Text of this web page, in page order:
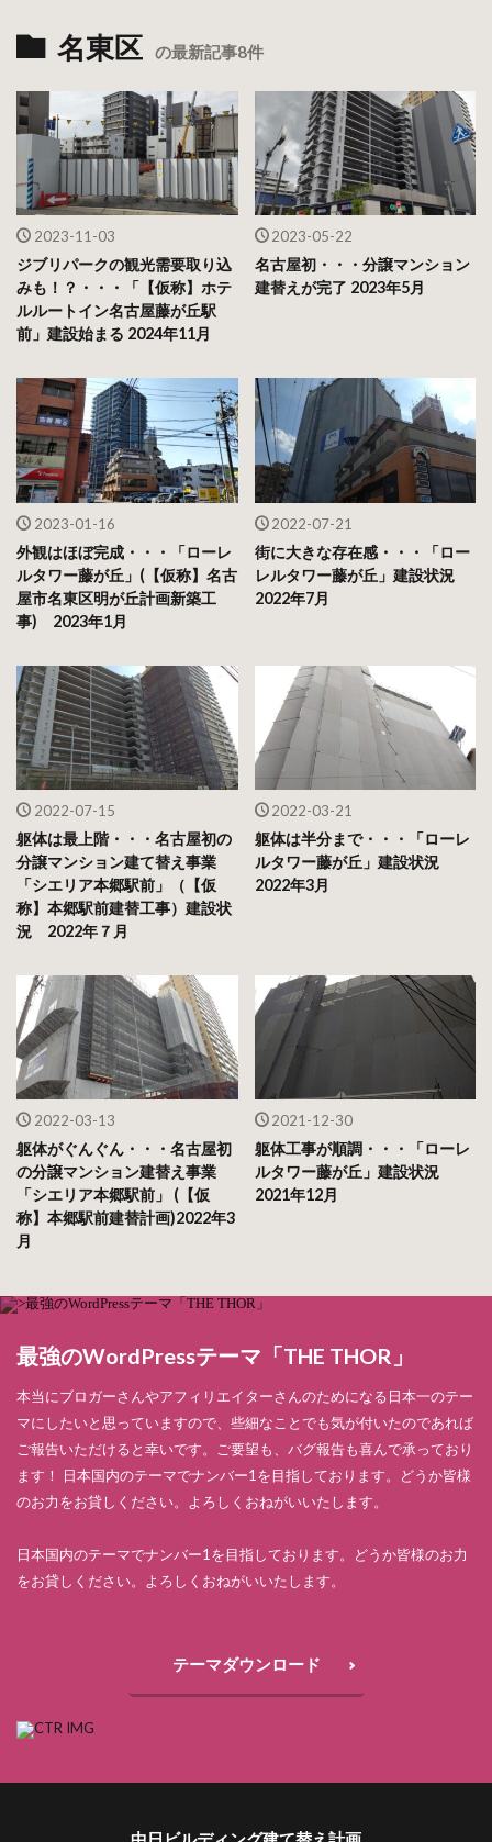
名東区 の最新記事8件
2023-11-03
ジブリパークの観光需要取り込
みも！？・・・「【仮称】ホテ
ルルートイン名古屋藤が丘駅
前」建設始まる 2024年11月
2023-05-22
名古屋初・・・分譲マンション
建替えが完了 2023年5月
2023-01-16
外観はほぼ完成・・・「ローレ
ルタワー藤が丘」(【仮称】名古
屋市名東区明が丘計画新築工
事) 2023年1月
2022-07-21
街に大きな存在感・・・「ロー
レルタワー藤が丘」建設状況
2022年7月
2022-07-15
躯体は最上階・・・名古屋初の
分譲マンション建て替え事業
「シエリア本郷駅前」（【仮
称】本郷駅前建替工事）建設状
況 2022年７月
2022-03-21
躯体は半分まで・・・「ローレ
ルタワー藤が丘」建設状況
2022年3月
2022-03-13
躯体がぐんぐん・・・名古屋初
の分譲マンション建替え事業
「シエリア本郷駅前」 (【仮
称】本郷駅前建替計画)2022年3
月
2021-12-30
躯体工事が順調・・・「ローレ
ルタワー藤が丘」建設状況
2021年12月
最強のWordPressテーマ「THE THOR」
本当にブロガーさんやアフィリエイターさんのためになる日本一のテー
マにしたいと思っていますので、些細なことでも気が付いたのであれば
ご報告いただけると幸いです。ご要望も、バグ報告も喜んで承っており
ます！ 日本国内のテーマでナンバー1を目指しております。どうか皆様
のお力をお貸しください。よろしくおねがいいたします。
日本国内のテーマでナンバー1を目指しております。どうか皆様のお力
をお貸しください。よろしくおねがいいたします。
テーマダウンロード